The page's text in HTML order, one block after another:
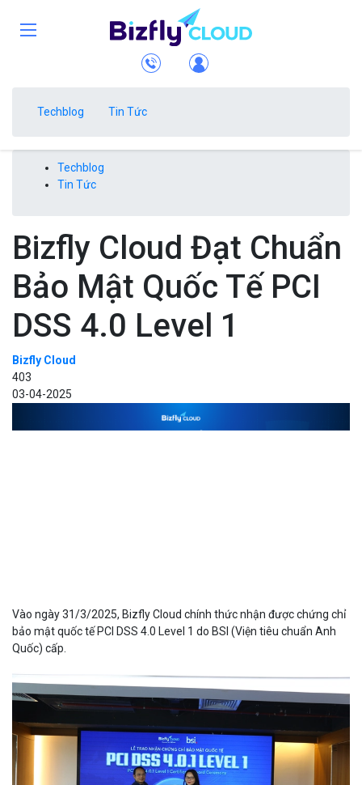
Techblog Tin Tức
Techblog
Tin Tức
Bizfly Cloud Đạt Chuẩn
Bảo Mật Quốc Tế PCI
DSS 4.0 Level 1
Bizfly Cloud
403
03-04-2025
Vào ngày 31/3/2025, Bizfly Cloud chính thức nhận được chứng chỉ
bảo mật quốc tế PCI DSS 4.0 Level 1 do BSI (Viện tiêu chuẩn Anh
Quốc) cấp.